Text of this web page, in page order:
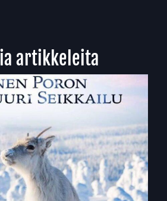
artikkeleita